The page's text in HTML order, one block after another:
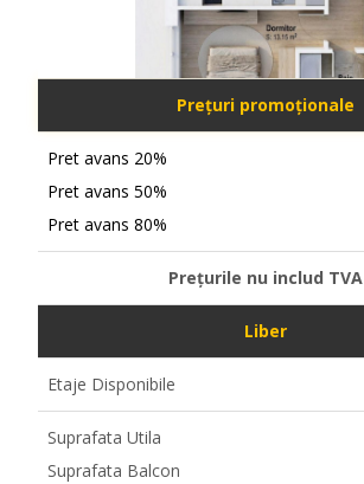
Prețuri promoționale
Pret avans 20%
Pret avans 50%
Pret avans 80%
Prețurile nu includ TVA
Liber
Etaje Disponibile
Suprafata Utila
Suprafata Balcon